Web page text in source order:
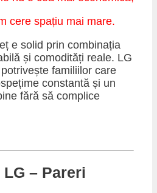
cere spațiu mai mare.
e solid prin combinația
și comodități reale. LG
familiilor care
constantă și un
fără să complice
– Pareri